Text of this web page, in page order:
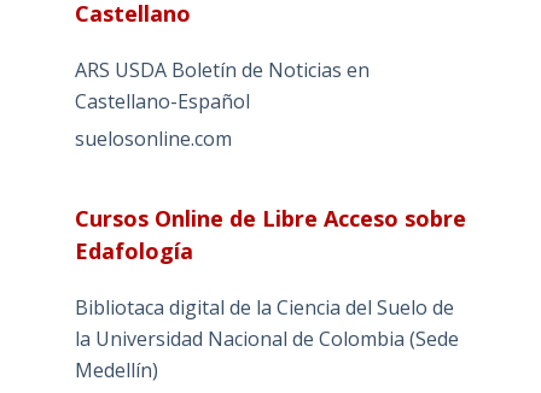
Castellano
ARS USDA Boletín de Noticias en
Castellano-Español
suelosonline.com
Cursos Online de Libre Acceso sobre
Edafología
Bibliotaca digital de la Ciencia del Suelo de
la Universidad Nacional de Colombia (Sede
Medellín)